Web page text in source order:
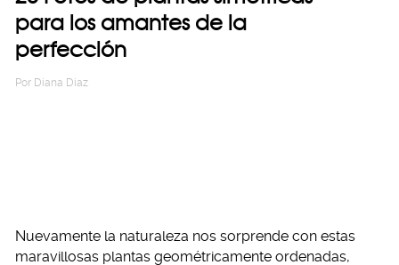
para los amantes de la
perfección
Por Diana Diaz
Nuevamente la naturaleza nos sorprende con estas
maravillosas plantas geométricamente ordenadas,